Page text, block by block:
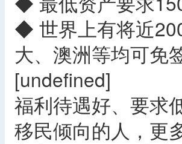
◆ 世界上有将近
大、澳洲等均可免
[undefined]
福利待遇好、要求
移民倾向的人，更